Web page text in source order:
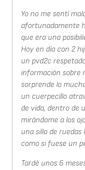
Yo no me sentí
afortunadamente
que era una
Hoy en día con 2
un pvd2c
información sobre
sorprende lo
un cuerpecillo
de vida, dentro de
mirándome a los
una silla de ruedas
como si fuese un
Tardé unos 6